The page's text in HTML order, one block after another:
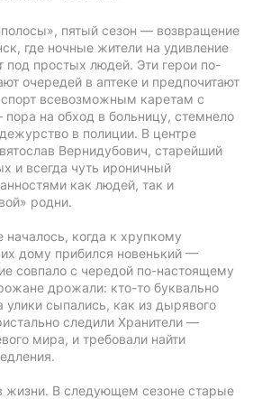
пятый сезон — возвращение
где ночные жители на удивление
под простых людей. Эти герои по-
очередей в аптеке и предпочитают
всевозможным каретам с
на обход в больницу, стемнело
в полиции. В центре
Вернидубович, старейший
и всегда чуть ироничный
как людей, так и
родни.
когда к хрупкому
дому прибился новенький —
совпало с чередой по-настоящему
дрожали: кто-то буквально
сыпались, как из дырявого
следили Хранители —
мира, и требовали найти
жизни. В следующем сезоне старые